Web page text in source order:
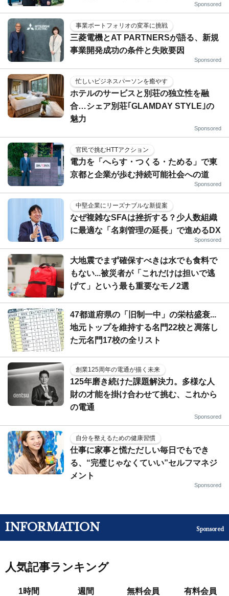
Sponsored
事業ポートフォリオの変革に挑戦
三菱電機とAT PARTNERSが語る、新規
事業開発成功の条件と失敗要因
Sponsored
忙しいビジネスパーソンを癒やす
ホテルのサービスと別荘の独立性を融
合…シェア別荘｢GLAMDAY STYLE｣の
魅力
Sponsored
官民で挑むHTTアクション
電力を「へらす・つくる・ためる」で東
京都と企業が歩む持続可能社会への道
Sponsored
中堅企業にリーズナブルな新提案
なぜ複雑なSFAは挫折する？少人数組織
に最適な「名刺管理の延長」で進めるDX
Sponsored
大地震でまず確保すべきは水でも食料で
もない...被災者が「これだけは担いで逃
げて」という最も重要なモノ2選
47都道府県の「旧制一中」の栄枯盛衰...
地元トップを維持する名門22校と凋落し
た元名門17校の全リスト
創業125周年の電通が描く未来
125年磨き続けた課題解決力。多様な人
財の才能を掛け合わせて挑む、これから
の電通
Sponsored
自分を整えるための健康習慣
仕事に家事と慌ただしい毎日でもでき
る、“完璧じゃなくていい”セルフマネジ
メント
Sponsored
INFORMATION Sponsored
人気記事ランキング
1時間 週間 無料会員 有料会員